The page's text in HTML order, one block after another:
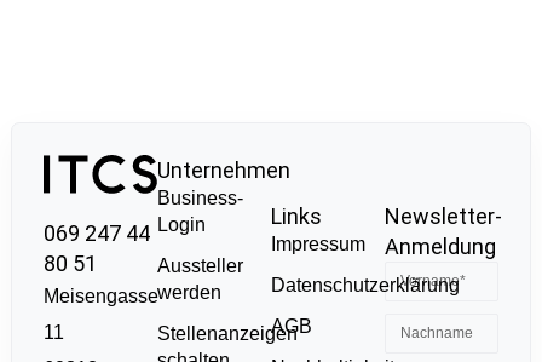
069 247 44
80 51
Meisengasse
11
Unternehmen
Business-
Login
Aussteller
werden
Stellenanzeigen
Links
Impressum
Datenschutzerklärung
AGB
Newsletter-
Anmeldung